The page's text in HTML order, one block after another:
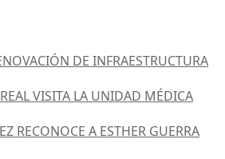
DE INFRAESTRUCTURA
VISITA LA UNIDAD MÉDICA
RECONOCE A ESTHER GUERRA